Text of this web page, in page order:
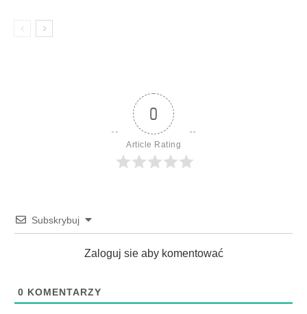
0
Article Rating
Subskrybuj
Zaloguj sie aby komentować
0 KOMENTARZY